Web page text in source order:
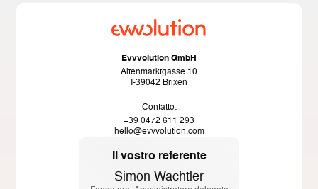
Evvvolution GmbH
Altenmarktgasse 10
I-39042 Brixen
Contatto:
+39 0472 611 293
hello@evvvolution.com
Il vostro referente
Simon Wachtler